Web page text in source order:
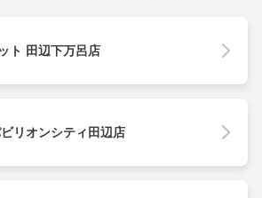
ト 田辺下万呂店
リオンシティ田辺店